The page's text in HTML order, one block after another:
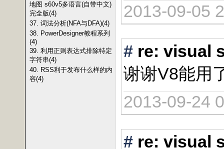
地图 s60v5多语言(自带中文)
完全版(4)
37. 词法分析(NFA与DFA)(4)
38. PowerDesigner教程系列
(4)
39. 利用正则表达式排除特定
字符串(4)
40. RSS利于发布什么样的内
容(4)
2013-09-05
# re: visual
谢谢V8能用
2013-09-24
# re: visual